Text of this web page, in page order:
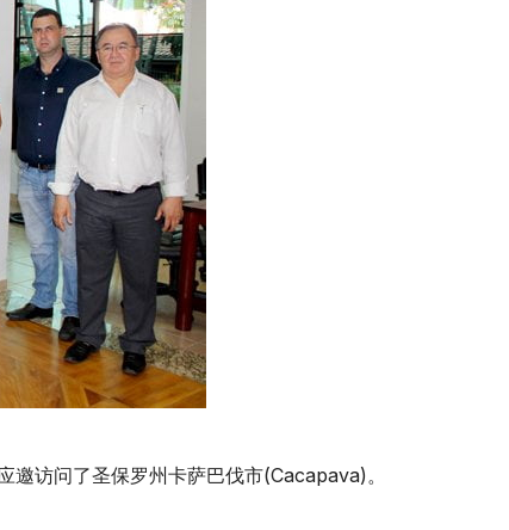
访问了圣保罗州卡萨巴伐市(Cacapava)。